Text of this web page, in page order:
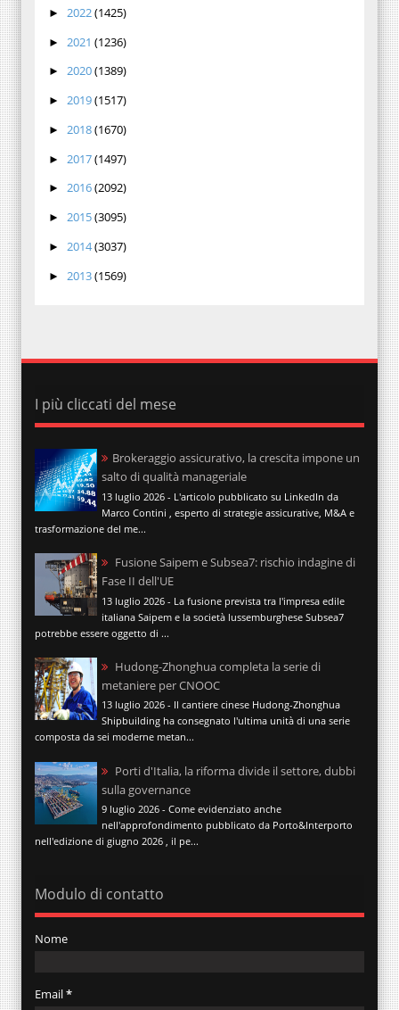
► 2022(1425)
► 2021 (1236)
► 2020(1389)
► 2019(1517)
► 2018(1670)
► 2017(1497)
► 2016(2092)
► 2015(3095)
► 2014(3037)
► 2013(1569)
I più cliccati del mese
Brokeraggio assicurativo, la crescita impone un
salto di qualità manageriale
13 luglio 2026 - L'articolo pubblicato su LinkedIn da
Marco Contini , esperto di strategie assicurative, M&A e
trasformazione del me...
Fusione Saipem e Subsea7: rischio indagine di
Fase II dell'UE
13 luglio 2026 - La fusione prevista tra l'impresa edile
italiana Saipem e la società lussemburghese Subsea7
potrebbe essere oggetto di ...
Hudong-Zhonghua completa la serie di
metaniere per CNOOC
13 luglio 2026 - Il cantiere cinese Hudong-Zhonghua
Shipbuilding ha consegnato l'ultima unità di una serie
composta da sei moderne metan...
Porti d'Italia, la riforma divide il settore, dubbi
sulla governance
9 luglio 2026 - Come evidenziato anche
nell'approfondimento pubblicato da Porto&Interporto
nell'edizione di giugno 2026 , il pe...
Modulo di contatto
Nome
Email*